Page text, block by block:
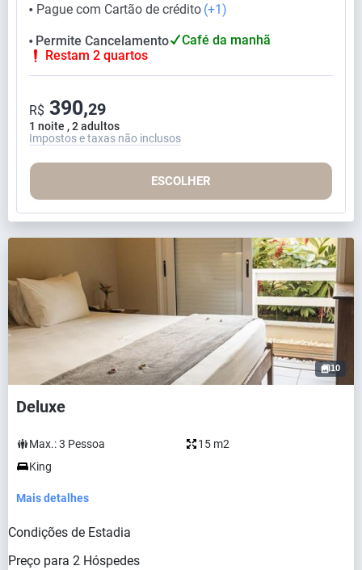
⬤ Pague com Cartão de crédito (+1)
⬤ Permite Cancelamento
Café da manhã
Restam 2 quartos
1 noite , 2 adultos
R$ 390,29
Impostos e taxas não inclusos
ESCOLHER
10
Deluxe
Max.:3 Pessoa
15 m2
King
Mais detalhes
Condições de Estadia
Preço para 2 Hóspedes